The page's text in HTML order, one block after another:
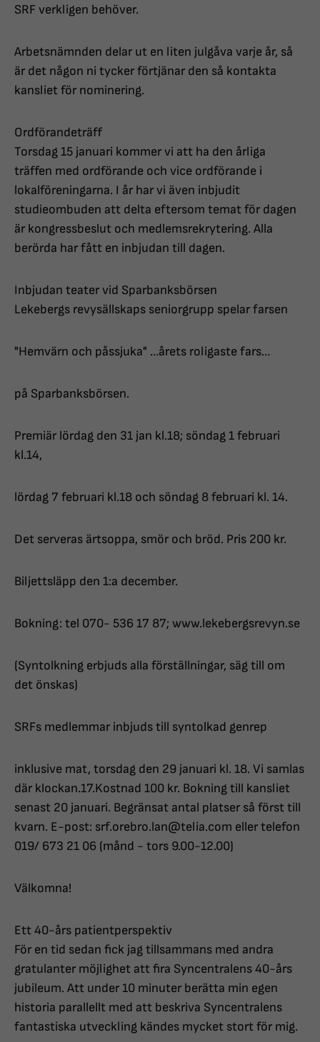
SRF verkligen behöver.
Arbetsnämnden delar ut en liten julgåva varje år, så
är det någon ni tycker förtjänar den så kontakta
kansliet för nominering.
Ordförandeträff
Torsdag 15 januari kommer vi att ha den årliga
träffen med ordförande och vice ordförande i
lokalföreningarna. I år har vi även inbjudit
studieombuden att delta eftersom temat för dagen
är kongressbeslut och medlemsrekrytering. Alla
berörda har fått en inbjudan till dagen.
Inbjudan teater vid Sparbanksbörsen
Lekebergs revysällskaps seniorgrupp spelar farsen
"Hemvärn och påssjuka" …årets roligaste fars…
på Sparbanksbörsen.
Premiär lördag den 31 jan kl.18; söndag 1 februari
kl.14,
lördag 7 februari kl.18 och söndag 8 februari kl. 14.
Det serveras ärtsoppa, smör och bröd. Pris 200 kr.
Biljettsläpp den 1:a december.
Bokning: tel 070- 536 17 87; www.lekebergsrevyn.se
(Syntolkning erbjuds alla förställningar, säg till om
det önskas)
SRFs medlemmar inbjuds till syntolkad genrep
inklusive mat, torsdag den 29 januari kl. 18. Vi samlas
där klockan.17.Kostnad 100 kr. Bokning till kansliet
senast 20 januari. Begränsat antal platser så först till
kvarn. E-post: srf.orebro.lan@telia.com eller telefon
019/ 673 21 06 (månd - tors 9.00-12.00)
Välkomna!
Ett 40-års patientperspektiv
För en tid sedan fick jag tillsammans med andra
gratulanter möjlighet att fira Syncentralens 40-års
jubileum. Att under 10 minuter berätta min egen
historia parallellt med att beskriva Syncentralens
fantastiska utveckling kändes mycket stort för mig.